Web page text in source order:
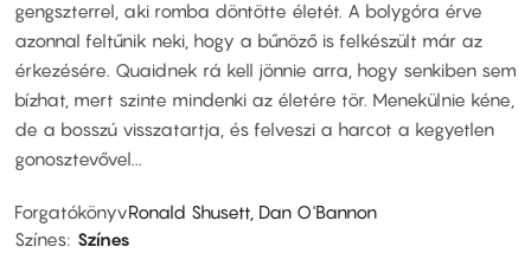
gengszterrel, aki romba döntötte életét. A bolygóra érve
azonnal feltűnik neki, hogy a bűnöző is felkészült már az
érkezésére. Quaidnek rá kell jönnie arra, hogy senkiben sem
bízhat, mert szinte mindenki az életére tör. Menekülnie kéne,
de a bosszú visszatartja, és felveszi a harcot a kegyetlen
gonosztevővel...
ForgatókönyvRonald Shusett, Dan O'Bannon
Színes Színes